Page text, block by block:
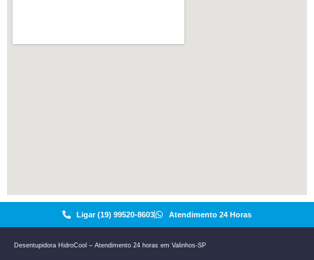
Ligar (19) 99520-8603 Atendimento 24 Horas
Desentupidora HidroCool – Atendimento 24 horas em Valinhos-SP